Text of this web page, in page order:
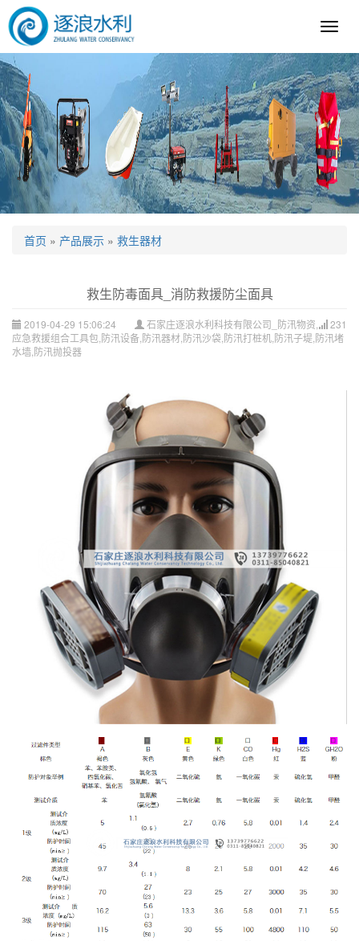
逐
科
技
首页 » 产品展示 » 救生器材
救生防毒面具_消防救援防尘面具
231
2019-04-29 15:06:24
石家庄逐浪水利科技有限公司_防汛物资,
应急救援组合工具包,防汛设备,防汛器材,防汛沙袋,防汛打桩机,防汛子堤,防汛堵
水墙,防汛抛投器